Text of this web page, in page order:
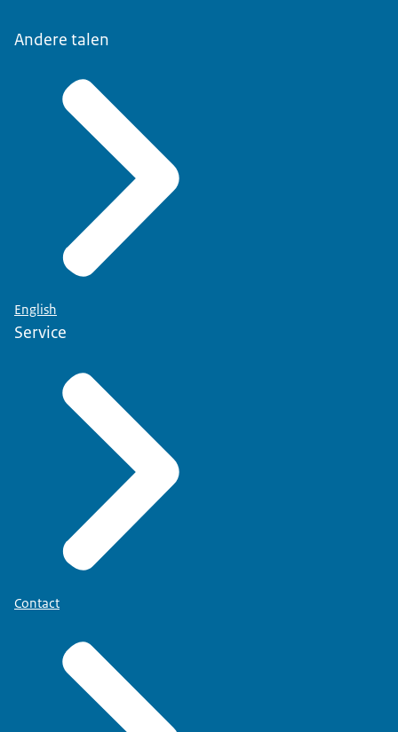
Andere talen
English
Service
Contact